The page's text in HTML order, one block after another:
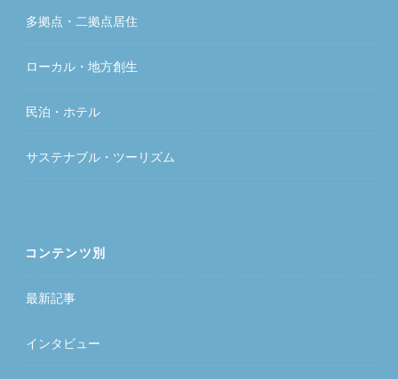
多拠点・二拠点居住
ローカル・地方創生
民泊・ホテル
サステナブル・ツーリズム
コンテンツ別
最新記事
インタビュー